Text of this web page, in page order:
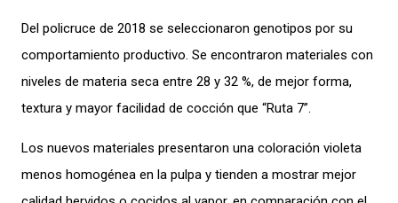
Del policruce de 2018 se seleccionaron genotipos por su
comportamiento productivo. Se encontraron materiales con
niveles de materia seca entre 28 y 32 %, de mejor forma,
textura y mayor facilidad de cocción que “Ruta 7”.
Los nuevos materiales presentaron una coloración violeta
menos homogénea en la pulpa y tienden a mostrar mejor